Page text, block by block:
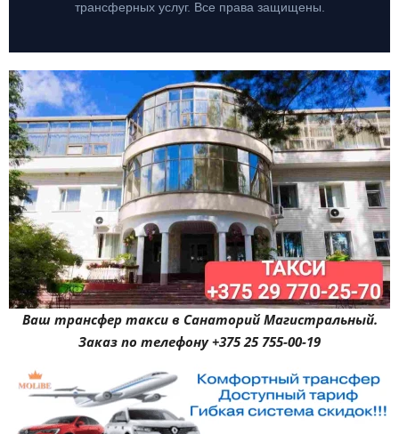
трансферных услуг. Все права защищены.
Ваш трансфер такси в Санаторий Магистральный.
Заказ по телефону +375 25 755-00-19